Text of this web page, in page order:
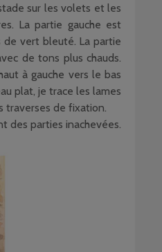
sur les volets et les
La partie gauche est
de vert bleuté. La partie
de tons plus chauds.
à gauche vers le bas
plat, je trace les lames
traverses de fixation.
des parties inachevées.